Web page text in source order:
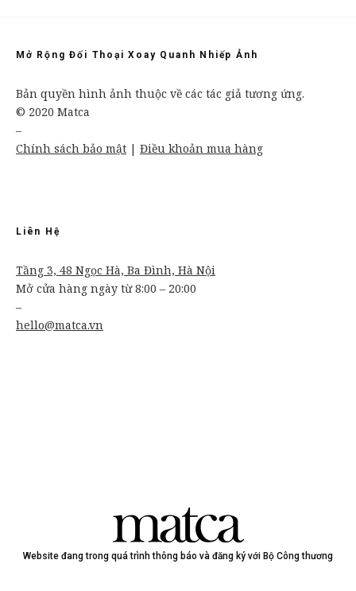
Mở Rộng Đối Thoại Xoay Quanh Nhiếp Ảnh
Bản quyền hình ảnh thuộc về các tác giả tương ứng.
© 2020 Matca
–
Chính sách bảo mật | Điều khoản mua hàng
Liên Hệ
Tầng 3, 48 Ngọc Hà, Ba Đình, Hà Nội
Mở cửa hàng ngày từ 8:00 – 20:00
–
hello@matca.vn
Website đang trong quá trình thông báo và đăng ký với Bộ Công thương